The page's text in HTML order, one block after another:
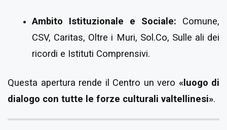
Ambito Istituzionale e Sociale: Comune,
CSV, Caritas, Oltre i Muri, Sol.Co, Sulle ali dei
ricordi e Istituti Comprensivi.
Questa apertura rende il Centro un vero «luogo di
dialogo con tutte le forze culturali valtellinesi».